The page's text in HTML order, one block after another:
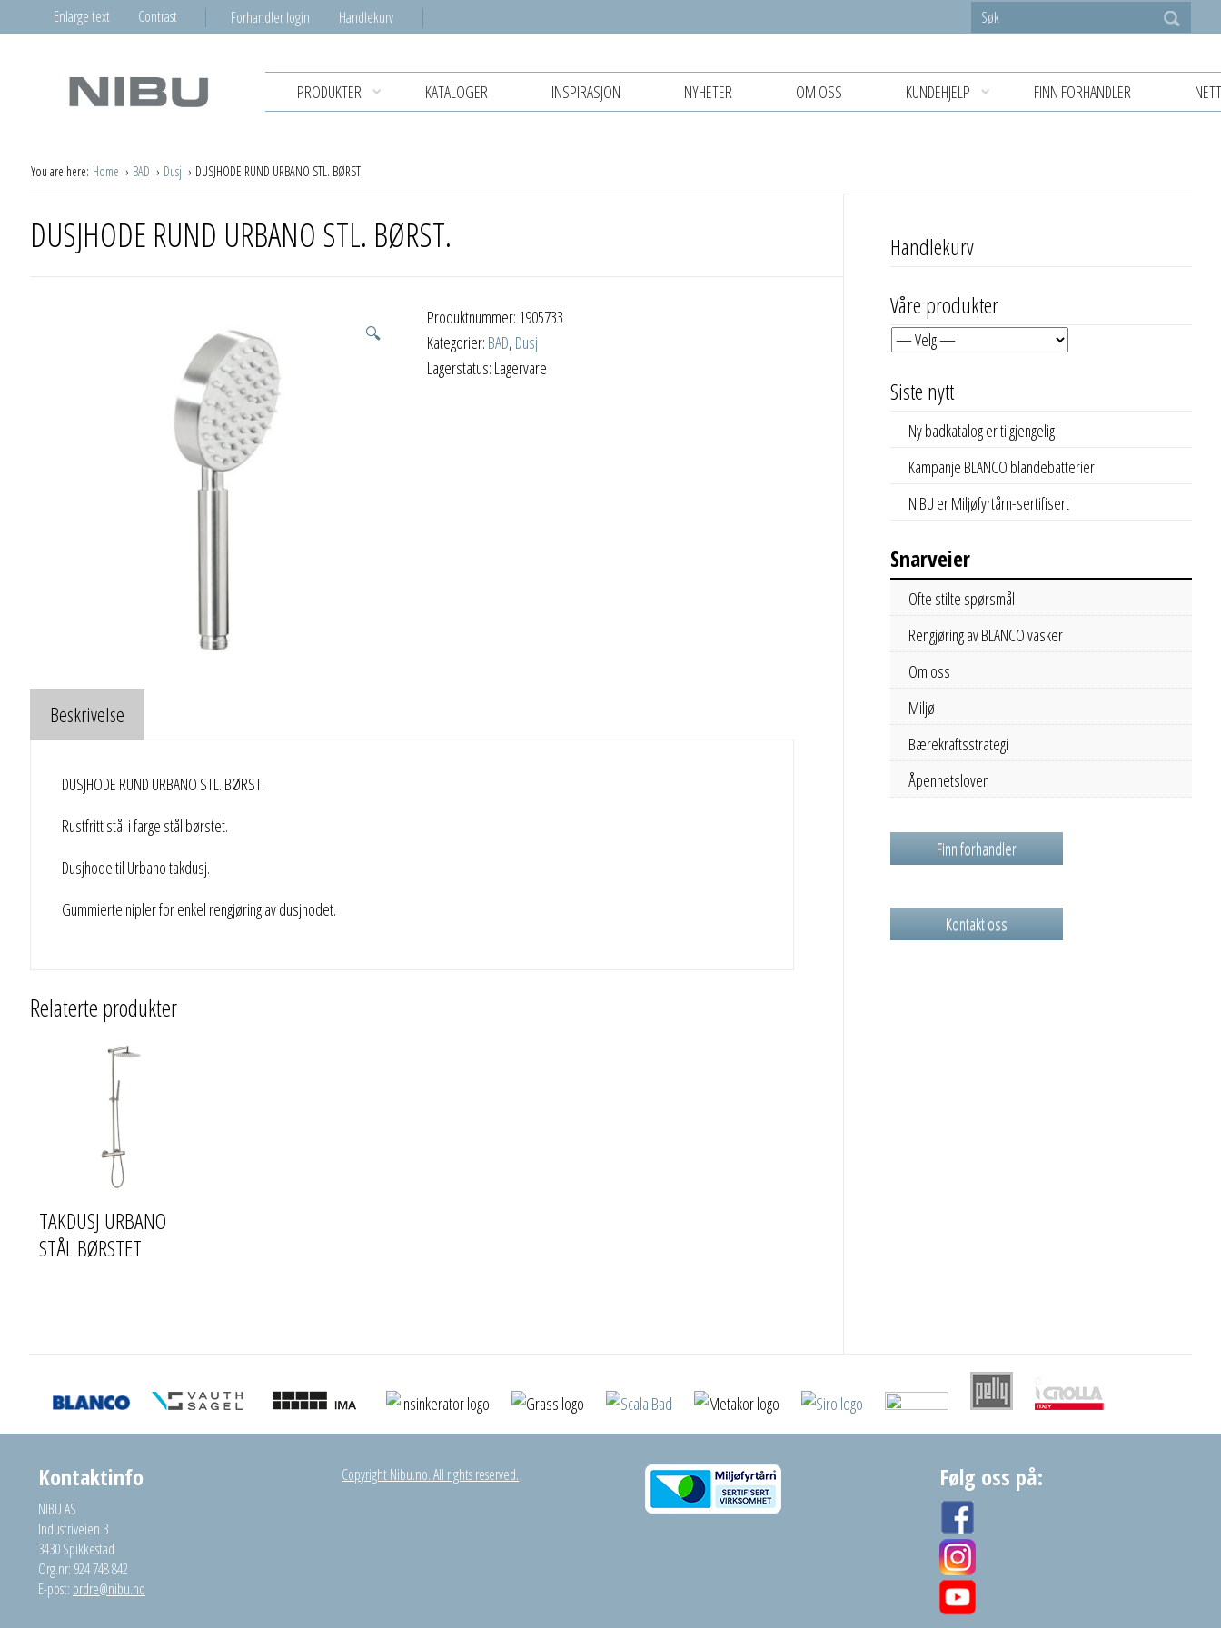
Enlarge text Contrast Forhandler login Handlekurv
PRODUKTER KATALOGER INSPIRASJON NYHETER OM OSS KUNDEHJELP FINN FORHANDLER
You are here: Home BAD Dusj DUSJHODE RUND URBANO STL. BØRST.
DUSJHODE RUND URBANO STL. BØRST.
🔍
Produktnummer: 1905733
Kategorier: BAD, Dusj
Lagerstatus: Lagervare
Beskrivelse
DUSJHODE RUND URBANO STL. BØRST.
Rustfritt stål i farge stål børstet.
Dusjhode til Urbano takdusj.
Gummierte nipler for enkel rengjøring av dusjhodet.
Relaterte produkter
TAKDUSJ URBANO
STÅL BØRSTET
Handlekurv
Våre produkter
Siste nytt
Ny badkatalog er tilgjengelig
Kampanje BLANCO blandebatterier
NIBU er Miljøfyrtårn-sertifisert
Snarveier
Ofte stilte spørsmål
Rengjøring av BLANCO vasker
Om oss
Miljø
Bærekraftsstrategi
Åpenhetsloven
Finn forhandler
Kontakt oss
Kontaktinfo
NIBU AS
Industriveien 3
3430 Spikkestad
Org.nr: 924 748 842
E-post: ordre@nibu.no
Copyright Nibu.no. All rights reserved. Følg oss på: